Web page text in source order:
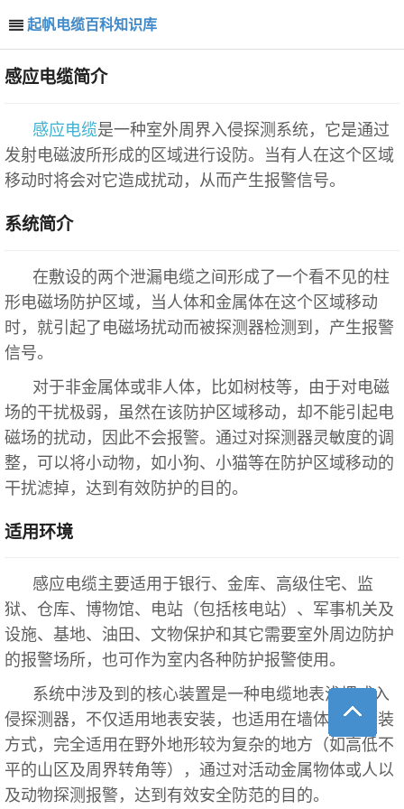
起帆电缆百科知识库
感应电缆简介
感应电缆是一种室外周界入侵探测系统，它是通过
发射电磁波所形成的区域进行设防。当有人在这个区域
移动时将会对它造成扰动，从而产生报警信号。
系统简介
在敷设的两个泄漏电缆之间形成了一个看不见的柱
形电磁场防护区域，当人体和金属体在这个区域移动
时，就引起了电磁场扰动而被探测器检测到，产生报警
信号。
对于非金属体或非人体，比如树枝等，由于对电磁
场的干扰极弱，虽然在该防护区域移动，却不能引起电
磁场的扰动，因此不会报警。通过对探测器灵敏度的调
整，可以将小动物，如小狗、小猫等在防护区域移动的
干扰滤掉，达到有效防护的目的。
适用环境
感应电缆主要适用于银行、金库、高级住宅、监
狱、仓库、博物馆、电站（包括核电站）、军事机关及
设施、基地、油田、文物保护和其它需要室外周边防护
的报警场所，也可作为室内各种防护报警使用。
系统中涉及到的核心装置是一种电缆地表浅埋式入
侵探测器，不仅适用地表安装，也适用在墙体平行安装
方式，完全适用在野外地形较为复杂的地方（如高低不
平的山区及周界转角等），通过对活动金属物体或人以
及动物探测报警，达到有效安全防范的目的。